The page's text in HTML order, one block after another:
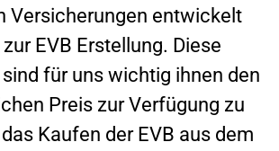
Versicherungen entwickelt
EVB Erstellung. Diese
für uns wichtig ihnen den
Preis zur Verfügung zu
Kaufen der EVB aus dem